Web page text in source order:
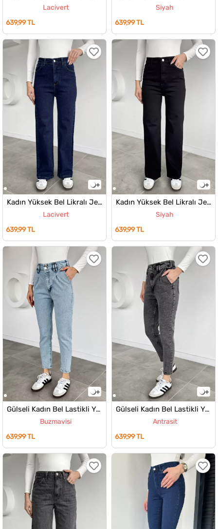
Lacivert
639,99 TL
Siyah
639,99 TL
Kadın Yüksek Bel Likralı Jean Kot Pantolon
Lacivert
639,99 TL
Kadın Yüksek Bel Likralı Jean Kot Pantolon
Siyah
639,99 TL
Gülseli Kadın Bel Lastikli Yüksek Bel Jean Kot Pantolon
Buzmavisi
639,99 TL
Gülseli Kadın Bel Lastikli Yüksek Bel Jean Kot Pantolon
Antrasit
639,99 TL